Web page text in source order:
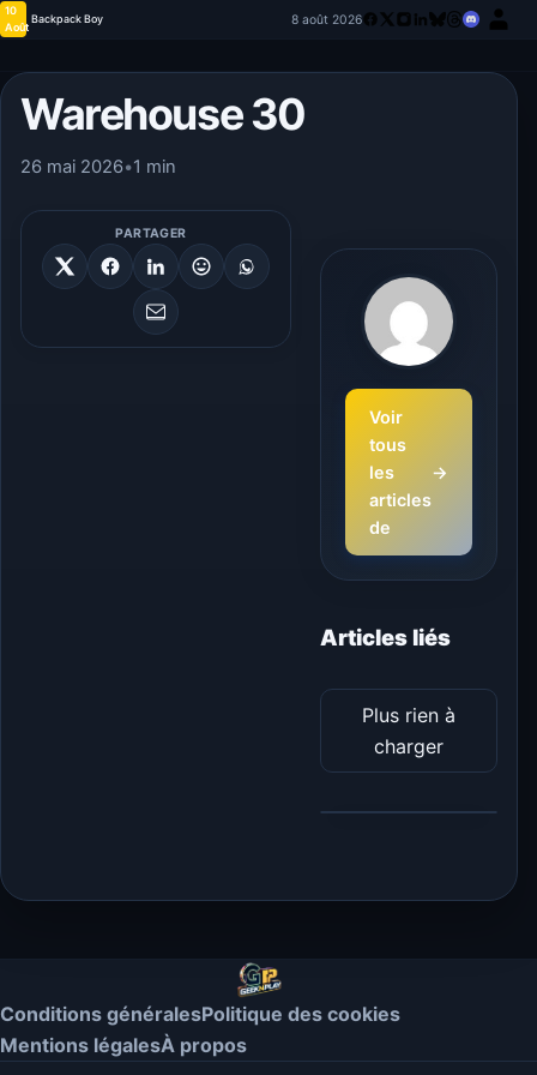
10
Août
Backpack Boy 8 août 2026
Warehouse 30
26 mai 2026•1 min
PARTAGER
Voir
tous
les
articles
de
→
Articles liés
Plus rien à
charger
Conditions généralesPolitique des cookies
Mentions légalesÀ propos